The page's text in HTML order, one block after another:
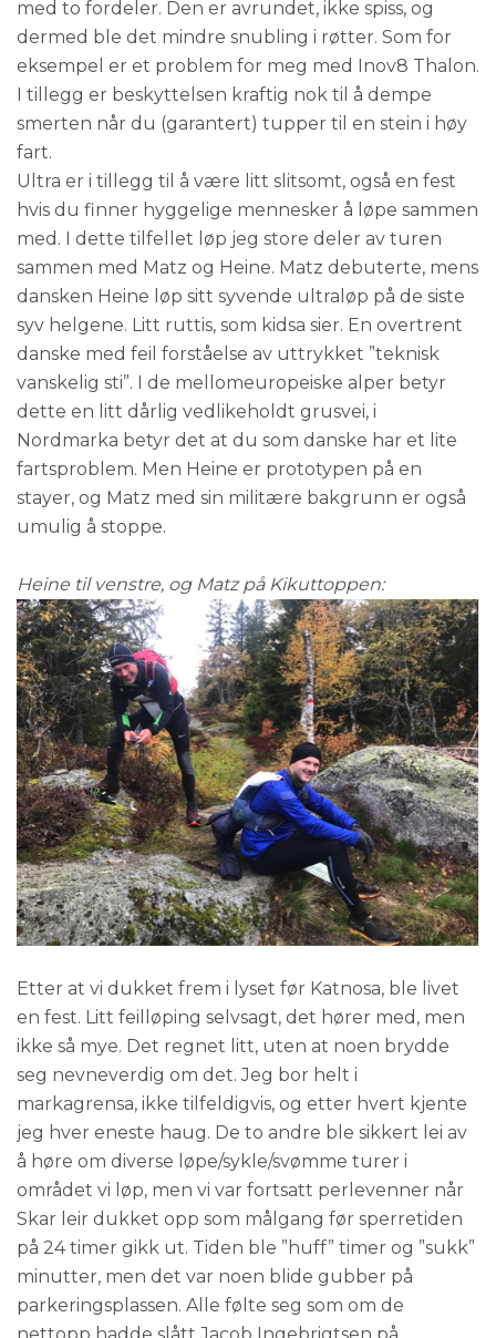
med to fordeler. Den er avrundet, ikke spiss, og
dermed ble det mindre snubling i røtter. Som for
eksempel er et problem for meg med Inov8 Thalon.
I tillegg er beskyttelsen kraftig nok til å dempe
smerten når du (garantert) tupper til en stein i høy
fart.
Ultra er i tillegg til å være litt slitsomt, også en fest
hvis du finner hyggelige mennesker å løpe sammen
med. I dette tilfellet løp jeg store deler av turen
sammen med Matz og Heine. Matz debuterte, mens
dansken Heine løp sitt syvende ultraløp på de siste
syv helgene. Litt ruttis, som kidsa sier. En overtrent
danske med feil forståelse av uttrykket ”teknisk
vanskelig sti”. I de mellomeuropeiske alper betyr
dette en litt dårlig vedlikeholdt grusvei, i
Nordmarka betyr det at du som danske har et lite
fartsproblem. Men Heine er prototypen på en
stayer, og Matz med sin militære bakgrunn er også
umulig å stoppe.
Heine til venstre, og Matz på Kikuttoppen:
Etter at vi dukket frem i lyset før Katnosa, ble livet
en fest. Litt feilløping selvsagt, det hører med, men
ikke så mye. Det regnet litt, uten at noen brydde
seg nevneverdig om det. Jeg bor helt i
markagrensa, ikke tilfeldigvis, og etter hvert kjente
jeg hver eneste haug. De to andre ble sikkert lei av
å høre om diverse løpe/sykle/svømme turer i
området vi løp, men vi var fortsatt perlevenner når
Skar leir dukket opp som målgang før sperretiden
på 24 timer gikk ut. Tiden ble ”huff” timer og ”sukk”
minutter, men det var noen blide gubber på
parkeringsplassen. Alle følte seg som om de